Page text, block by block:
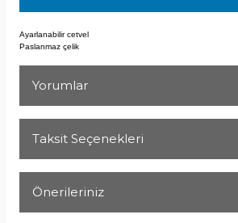
Ayarlanabilir cetvel
Paslanmaz çelik
Yorumlar
Taksit Seçenekleri
Önerileriniz